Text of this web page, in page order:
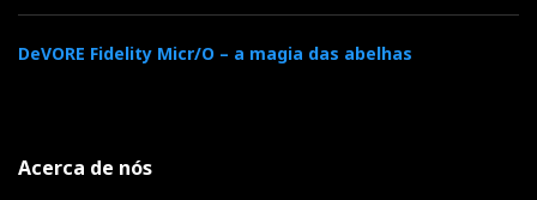
DeVORE Fidelity Micr/O – a magia das abelhas
Acerca de nós